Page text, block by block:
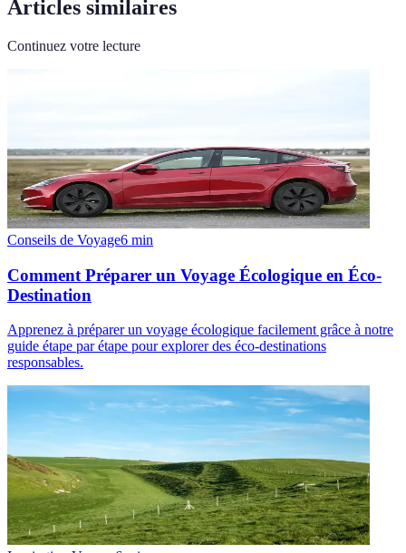
Articles similaires
Continuez votre lecture
Conseils de Voyage6 min
Comment Préparer un Voyage Écologique en Éco-
Destination
Apprenez à préparer un voyage écologique facilement grâce à notre
guide étape par étape pour explorer des éco-destinations
responsables.